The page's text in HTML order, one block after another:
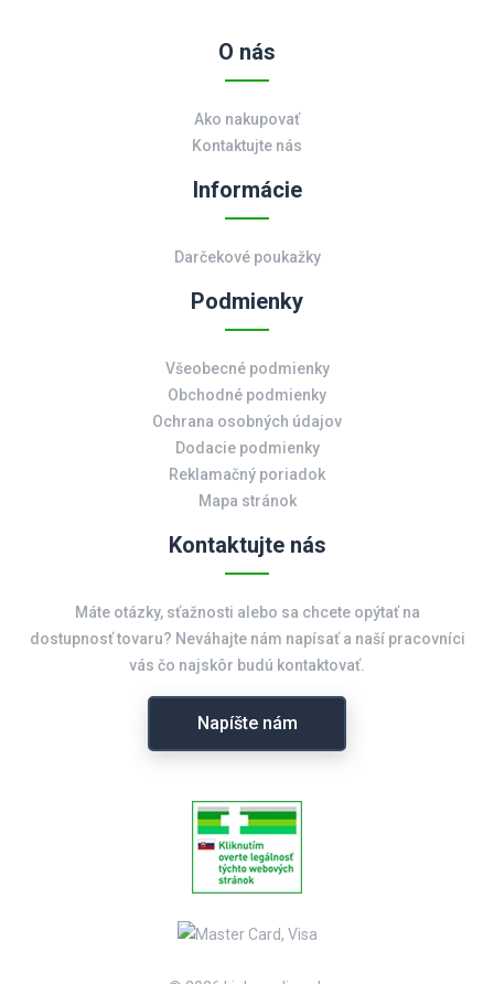
O nás
Ako nakupovať
Kontaktujte nás
Informácie
Darčekové poukažky
Podmienky
Všeobecné podmienky
Obchodné podmienky
Ochrana osobných údajov
Dodacie podmienky
Reklamačný poriadok
Mapa stránok
Kontaktujte nás
Máte otázky, sťažnosti alebo sa chcete opýtať na
dostupnosť tovaru? Neváhajte nám napísať a naší pracovníci
vás čo najskôr budú kontaktovať.
Napíšte nám